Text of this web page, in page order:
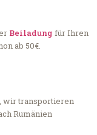
Beiladung für Ihren
ab 50€.
wir transportieren
Rumänien